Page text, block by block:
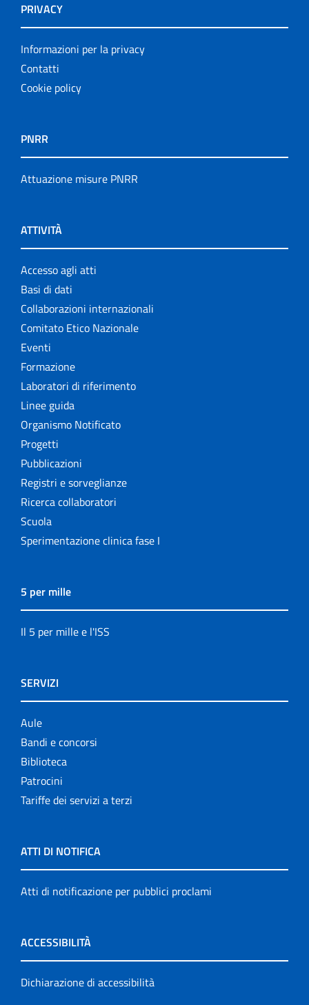
PRIVACY
Informazioni per la privacy
Contatti
Cookie policy
PNRR
Attuazione misure PNRR
ATTIVITÀ
Accesso agli atti
Basi di dati
Collaborazioni internazionali
Comitato Etico Nazionale
Eventi
Formazione
Laboratori di riferimento
Linee guida
Organismo Notificato
Progetti
Pubblicazioni
Registri e sorveglianze
Ricerca collaboratori
Scuola
Sperimentazione clinica fase I
5 per mille
Il 5 per mille e l'ISS
SERVIZI
Aule
Bandi e concorsi
Biblioteca
Patrocini
Tariffe dei servizi a terzi
ATTI DI NOTIFICA
Atti di notificazione per pubblici proclami
ACCESSIBILITÀ
Dichiarazione di accessibilità